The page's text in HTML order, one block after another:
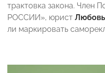
трактовка закона. Член
РОССИИ», юрист
ли маркировать